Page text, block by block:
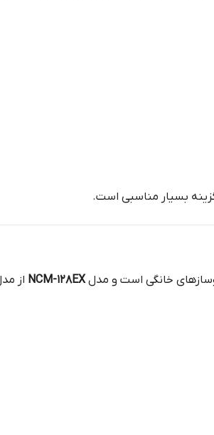
گزینه بسیار مناسبی است.
خانگی است و مدلNCM-128EX از